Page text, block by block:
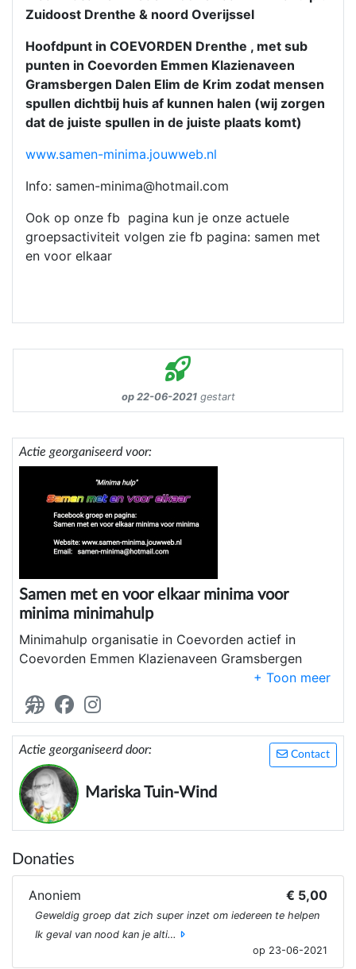
Zuidoost Drenthe & noord Overijssel
Hoofdpunt in COEVORDEN Drenthe , met sub
punten in Coevorden Emmen Klazienaveen
Gramsbergen Dalen Elim de Krim zodat mensen
spullen dichtbij huis af kunnen halen (wij zorgen
dat de juiste spullen in de juiste plaats komt)
www.samen-minima.jouwweb.nl
Info: samen-minima@hotmail.com
Ook op onze fb pagina kun je onze actuele
groepsactiviteit volgen zie fb pagina: samen met
en voor elkaar
op 22-06-2021gestart
Actie georganiseerd voor:
Samen met en voor elkaar minima voor
minima minimahulp
Minimahulp organisatie in Coevorden actief in
Coevorden Emmen Klazienaveen Gramsbergen
Dalen Elim de Krim in zuidoost Drenthe noord
Overijssel
Contact
Actie georganiseerd door:
Mariska Tuin-Wind
Donaties
Anoniem € 5,00
Geweldig groep dat zich super inzet om iedereen te helpen
Ik geval van nood kan je alti…
op 23-06-2021